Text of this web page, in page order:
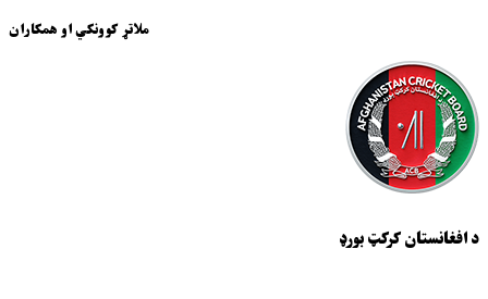
ملاتړ کوونکي او همکاران
د افغانستان کرکټ بورډ